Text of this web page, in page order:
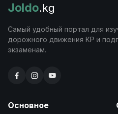
Joldo.kg
Самый удобный портал для
дорожного движения КР и
экзаменам.
Основное